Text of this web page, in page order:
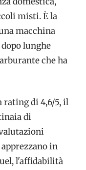
misti. È la
macchina
lunghe
che ha
rating di 4,6/5, il
di
in
l'affidabilità